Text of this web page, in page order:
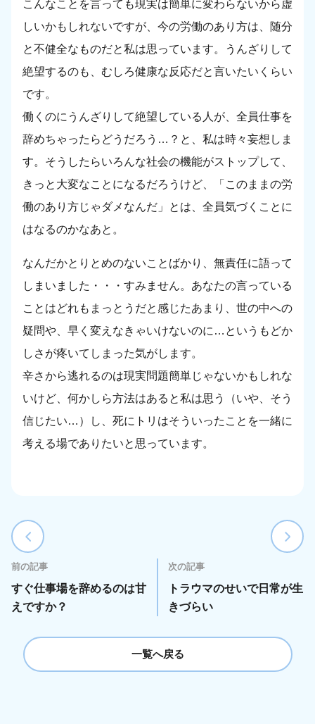
こんなことを言っても現実は簡単に変わらないから虚
しいかもしれないですが、今の労働のあり方は、随分
と不健全なものだと私は思っています。うんざりして
絶望するのも、むしろ健康な反応だと言いたいくらい
です。
働くのにうんざりして絶望している人が、全員仕事を
辞めちゃったらどうだろう…？と、私は時々妄想しま
す。そうしたらいろんな社会の機能がストップして、
きっと大変なことになるだろうけど、「このままの労
働のあり方じゃダメなんだ」とは、全員気づくことに
はなるのかなあと。
なんだかとりとめのないことばかり、無責任に語って
しまいました・・・すみません。あなたの言っている
ことはどれもまっとうだと感じたあまり、世の中への
疑問や、早く変えなきゃいけないのに…というもどか
しさが疼いてしまった気がします。
辛さから逃れるのは現実問題簡単じゃないかもしれな
いけど、何かしら方法はあると私は思う（いや、そう
信じたい…）し、死にトリはそういったことを一緒に
考える場でありたいと思っています。
前の記事
すぐ仕事場を辞めるのは甘
えですか？
次の記事
トラウマのせいで日常が生
きづらい
一覧へ戻る